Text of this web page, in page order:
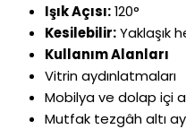
Işık Açısı:120°
Kesilebilir:Yaklaşık
Kullanım Alanları
Vitrin aydınlatmaları
Mobilya ve dolap içi
Mutfak tezgâh altı